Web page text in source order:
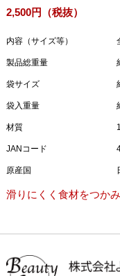
2,500円（税抜）
内容（サイズ等）
製品総重量
袋サイズ
袋入重量
材質
JANコード
原産国
滑りにくく食材をつか